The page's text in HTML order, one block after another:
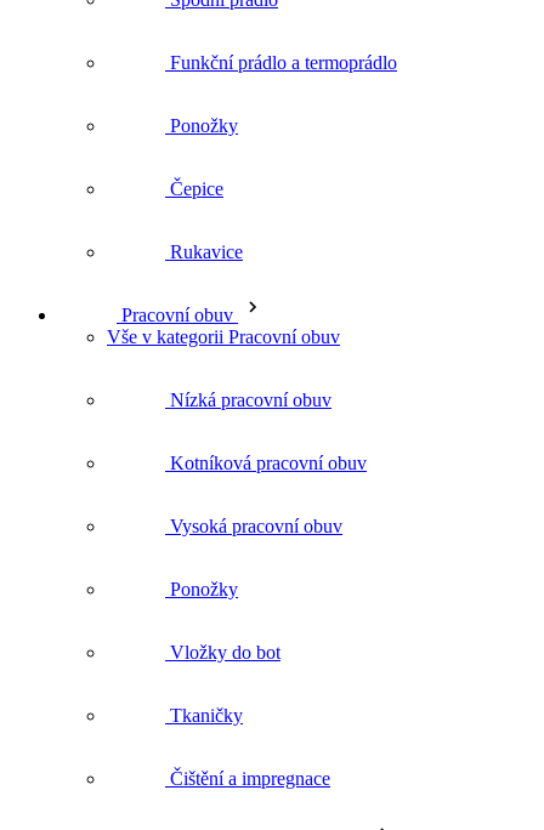
Funkční prádlo a termoprádlo
Ponožky
Čepice
Rukavice
Pracovní obuv
Vše v kategorii Pracovní obuv
Nízká pracovní obuv
Kotníková pracovní obuv
Vysoká pracovní obuv
Ponožky
Vložky do bot
Tkaničky
Čištění a impregnace